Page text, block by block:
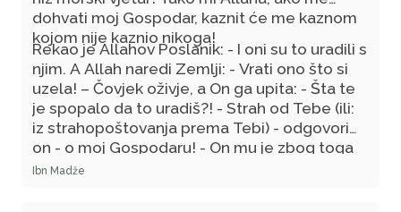
dohvati moj Gospodar, kaznit će me kaznom
kojom nije kaznio nikoga!
Rekao je Allahov Poslanik: - I oni su to uradili s
njim. A Allah naredi Zemlji: - Vrati ono što si
uzela! – Čovjek oživje, a On ga upita: - Šta te
je spopalo da to uradiš?! - Strah od Tebe (ili:
iz strahopoštovanja prema Tebi) - odgovori
on - o moj Gospodaru! - On mu je zbog toga
oprostio.
Ibn Madže